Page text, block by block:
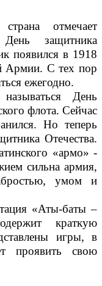
отмечает
защитника
появился в 1918
Армии. С тех пор
ежегодно.
День
флота. Сейчас
Но теперь
Отечества.
«армо» -
сильна армия,
умом и
«Аты-баты –
краткую
игры, в
проявить свою